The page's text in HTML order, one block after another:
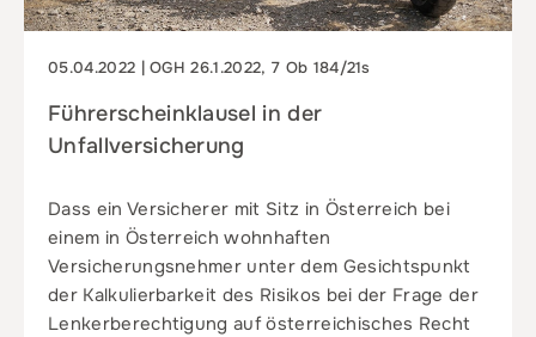
05.04.2022 | OGH 26.1.2022, 7 Ob 184/21s
Führerscheinklausel in der
Unfallversicherung
Dass ein Versicherer mit Sitz in Österreich bei
einem in Österreich wohnhaften
Versicherungsnehmer unter dem Gesichtspunkt
der Kalkulierbarkeit des Risikos bei der Frage der
Lenkerberechtigung auf österreichisches Recht